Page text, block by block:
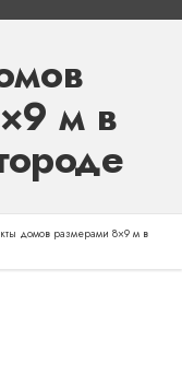
м в
домов размерами 8×9 м в